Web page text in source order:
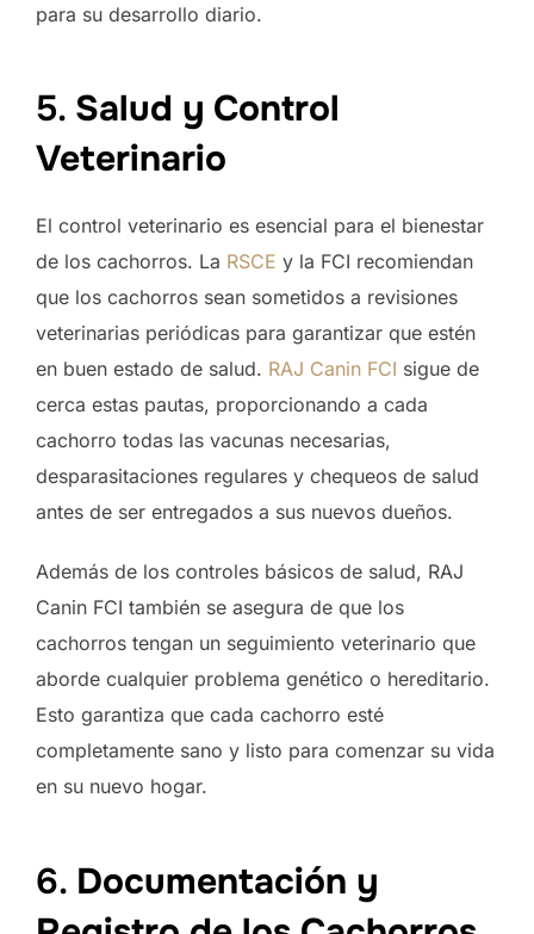
para su desarrollo diario.
5. Salud y Control
Veterinario
El control veterinario es esencial para el bienestar
de los cachorros. La RSCE y la FCI recomiendan
que los cachorros sean sometidos a revisiones
veterinarias periódicas para garantizar que estén
en buen estado de salud. RAJ Canin FCI sigue de
cerca estas pautas, proporcionando a cada
cachorro todas las vacunas necesarias,
desparasitaciones regulares y chequeos de salud
antes de ser entregados a sus nuevos dueños.
Además de los controles básicos de salud, RAJ
Canin FCI también se asegura de que los
cachorros tengan un seguimiento veterinario que
aborde cualquier problema genético o hereditario.
Esto garantiza que cada cachorro esté
completamente sano y listo para comenzar su vida
en su nuevo hogar.
6. Documentación y